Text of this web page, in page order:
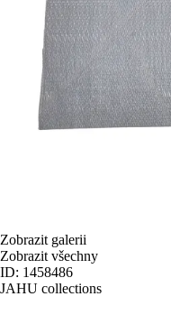
Zobrazit galerii
Zobrazit všechny
ID: 1458486
JAHU collections